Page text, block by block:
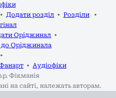
Додати розділ
Розділи
Оріджинал
до Оріджинала
Аудіофіки
Фікманія
на сайті, належать авторам.